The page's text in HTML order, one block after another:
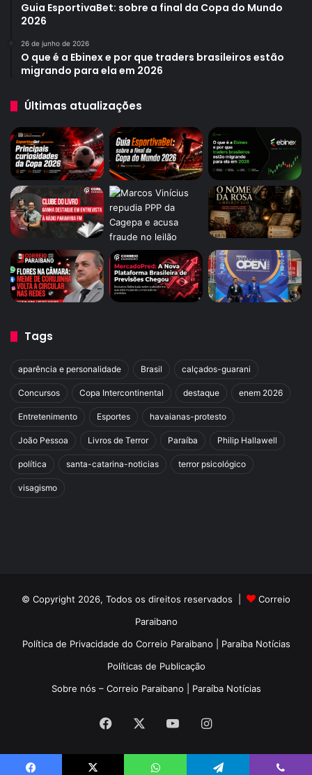
Guia EsportivaBet: sobre a final da Copa do Mundo
2026
26 de junho de 2026
O que é a Ebinex e por que traders brasileiros estão
migrando para ela em 2026
Últimas atualizações
Tags
aparência e personalidade Brasil calçados-guarani
Concursos Copa Intercontinental destaque enem 2026
Entretenimento Esportes havaianas-protesto
João Pessoa Livros de Terror Paraíba Philip Hallawell
política santa-catarina-noticias terror psicológico
visagismo
© Copyright 2026, Todos os direitos reservados |
Correio
Paraibano
Política de Privacidade do Correio Paraibano | Paraíba Notícias
Políticas de Publicação
Sobre nós – Correio Paraibano | Paraíba Notícias
Facebook YouTubeInstagram